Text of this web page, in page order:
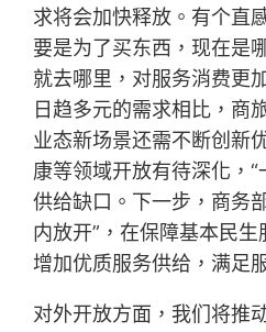
求将会加快释放。有个直
要是为了买东西，现在是
就去哪里，对服务消费更
日趋多元的需求相比，商
业态新场景还需不断创新
康等领域开放有待深化，
供给缺口。下一步，商务
内放开”，在保障基本民
增加优质服务供给，满足
对外开放方面，我们将推